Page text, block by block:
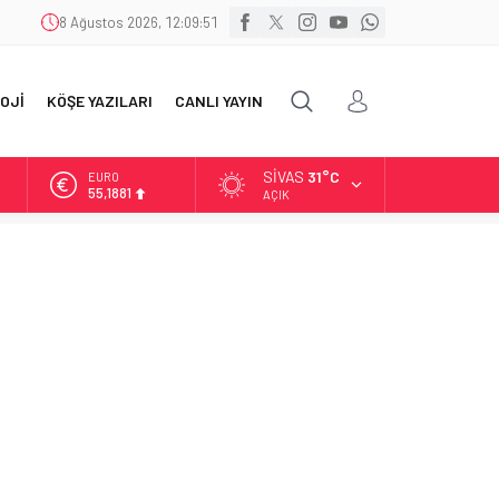
8 Ağustos 2026, 12:09:52
KÖŞE YAZILARI CANLI YAYIN
ALTIN
6.660,55
SIVAS 31°C
AÇIK